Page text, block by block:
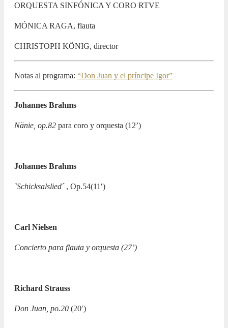
ORQUESTA SINFÓNICA Y CORO RTVE
MÓNICA RAGA, flauta
CHRISTOPH KÖNIG, director
Notas al programa: “Don Juan y el príncipe Igor”
Johannes Brahms
Nänie, op.82 para coro y orquesta (12’)
Johannes Brahms
`Schicksalslied´ , Op.54(11′)
Carl Nielsen
Concierto para flauta y orquesta (27’)
Richard Strauss
Don Juan, po.20 (20′)